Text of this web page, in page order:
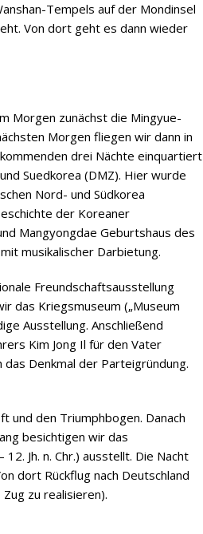
Tempels auf der Mondinsel
Von dort geht es dann wieder
Morgen zunächst die Mingyue-
Morgen fliegen wir dann in
drei Nächte einquartiert
Suedkorea (DMZ). Hier wurde
Nord- und Südkorea
der Koreaner
Mangyongdae Geburtshaus des
musikalischer Darbietung.
Freundschaftsausstellung
das Kriegsmuseum („Museum
Ausstellung. Anschließend
Kim Jong Il für den Vater
Denkmal der Parteigründung.
und den Triumphbogen. Danach
besichtigen wir das
Jh. n. Chr.) ausstellt. Die Nacht
dort Rückflug nach Deutschland
zu realisieren).